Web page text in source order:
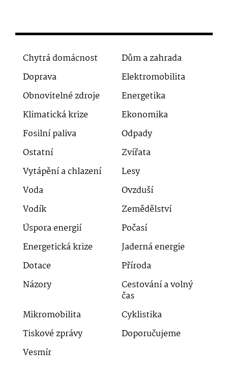
Chytrá domácnost
Dům a zahrada
Doprava
Elektromobilita
Obnovitelné zdroje
Energetika
Klimatická krize
Ekonomika
Fosilní paliva
Odpady
Ostatní
Zvířata
Vytápění a chlazení
Lesy
Voda
Ovzduší
Vodík
Zemědělství
Úspora energií
Počasí
Energetická krize
Jaderná energie
Dotace
Příroda
Názory
Cestování a volný
čas
Mikromobilita
Cyklistika
Tiskové zprávy
Doporučujeme
Vesmír